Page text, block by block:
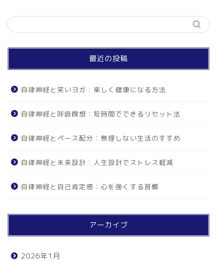
最近の投稿
自律神経と笑いヨガ：楽しく健康になる方法
自律神経と呼吸瞑想：短時間でできるリセット法
自律神経とペース配分：無理しない生活のすすめ
自律神経と未来設計：人生設計でストレス軽減
自律神経と自己肯定感：心を強くする習慣
アーカイブ
2026年1月